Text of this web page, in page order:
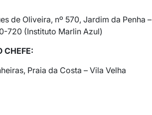
de Oliveira, nº 570, Jardim da Penha –
720 (Instituto Marlin Azul)
CHEFE:
Praia da Costa – Vila Velha